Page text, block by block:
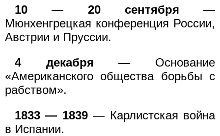
10 — 20 сентября —
Мюнхенгрецкая конференция России,
Австрии и Пруссии.
4 декабря — Основание
«Американского общества борьбы с
рабством».
1833 — 1839— Карлистская война
в Испании.